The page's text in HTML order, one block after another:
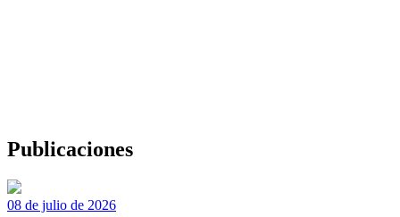
Publicaciones
08 de julio de 2026